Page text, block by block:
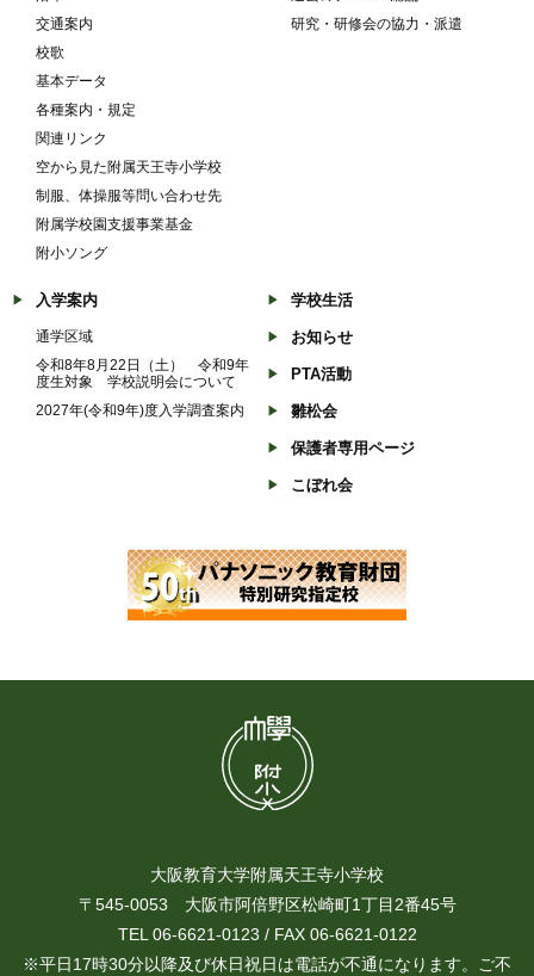
交通案内
校歌
基本データ
各種案内・規定
関連リンク
空から見た附属天王寺小学校
制服、体操服等問い合わせ先
附属学校園支援事業基金
附小ソング
研究・研修会の協力・派遣
入学案内
通学区域
令和8年8月22日（土） 令和9年
度生対象 学校説明会について
2027年(令和9年)度入学調査案内
学校生活
お知らせ
PTA活動
雛松会
保護者専用ページ
こぼれ会
大阪教育大学附属天王寺小学校
〒545-0053 大阪市阿倍野区松崎町1丁目2番45号
TEL 06-6621-0123 / FAX 06-6621-0122
※平日17時30分以降及び休日祝日は電話が不通になります。ご不